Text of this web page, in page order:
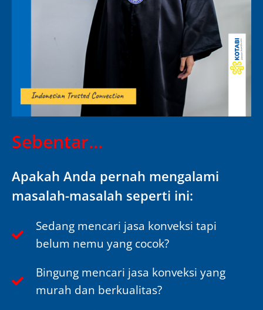
Sebentar...
Apakah Anda pernah mengalami
masalah-masalah seperti ini:
Sedang mencari jasa konveksi tapi
belum nemu yang cocok?
Bingung mencari jasa konveksi yang
murah dan berkualitas?